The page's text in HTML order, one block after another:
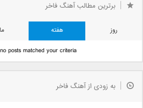
برترین مطالب آهنگ فاخر
روز هفته
posts matched your criteria.
به زودی از آهنگ فاخر